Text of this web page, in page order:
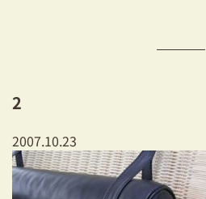
保証／アフター
建て替えをお
2
2007.10.23